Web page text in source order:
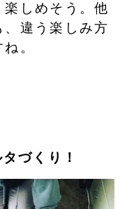
しめそう。他
違う楽しみ方
。
づくり！